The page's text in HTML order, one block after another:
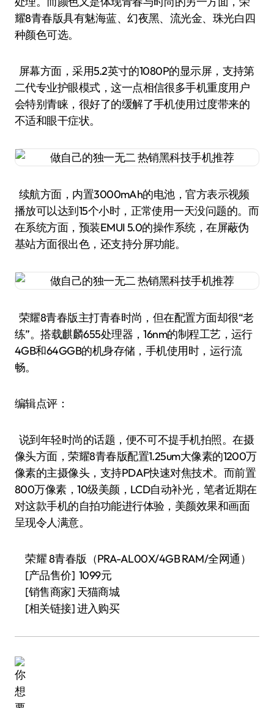
耀8青春版具有魅海蓝、幻夜黑、流光金、珠光白四
种颜色可选。
屏幕方面，采用5.2英寸的1080P的显示屏，支持第
二代专业护眼模式，这一点相信很多手机重度用户
会特别青睐，很好了的缓解了手机使用过度带来的
不适和眼干症状。
续航方面，内置3000mAh的电池，官方表示视频
播放可以达到15个小时，正常使用一天没问题的。而
在系统方面，预装EMUI 5.0的操作系统，在屏蔽伪
基站方面很出色，还支持分屏功能。
荣耀8青春版主打青春时尚，但在配置方面却很“老
练”。搭载麒麟655处理器，16nm的制程工艺，运行
4GB和64GGB的机身存储，手机使用时，运行流
畅。
编辑点评：
说到年轻时尚的话题，便不可不提手机拍照。在摄
像头方面，荣耀8青春版配置1.25um大像素的1200万
像素的主摄像头，支持PDAF快速对焦技术。而前置
800万像素，10级美颜，LCD自动补光，笔者近期在
对这款手机的自拍功能进行体验，美颜效果和画面
呈现令人满意。
荣耀 8青春版（PRA-AL00X/4GB RAM/全网通）
[产品售价] 1099元
[销售商家] 天猫商城
[相关链接]进入购买